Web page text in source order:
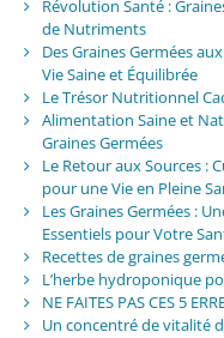
Révolution Santé :
de Nutriments
Des Graines Germées
Vie Saine et Équilibrée
Le Trésor Nutritionnel
Alimentation Saine et
Graines Germées
Le Retour aux Sources :
pour une Vie en Pleine
Les Graines Germées :
Essentiels pour Votre
Recettes de graines
L’herbe hydroponique
NE FAITES PAS CES 5
Un concentré de vitalité